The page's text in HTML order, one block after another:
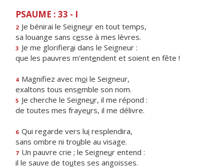
PSAUME : 33 - I
2 Je bénirai le Seigneur en tout temps,
sa louange sans cesse à mes lèvres.
3 Je me glorifierai dans le Seigneur :
que les pauvres m'entendent et soient en fête !
4 Magnifiez avec moi le Seigneur,
exaltons tous ensemble son nom.
5 Je cherche le Seigneur, il me répond :
de toutes mes frayeurs, il me délivre.
6 Qui regarde vers lui resplendira,
sans ombre ni trouble au visage.
7 Un pauvre crie ; le Seigneur entend :
il le sauve de toutes ses angoisses.